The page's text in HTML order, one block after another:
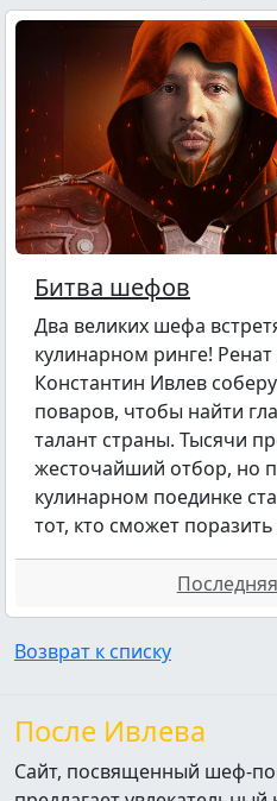
Битва шефов
Два великих шефа
кулинарном ринге!
Константин Ивлев
поваров, чтобы найти
талант страны. Тысячи
жесточайший отбор, но
кулинарном поединке
тот, кто сможет
Возврат к списку
После Ивлева
Сайт, посвященный шеф-